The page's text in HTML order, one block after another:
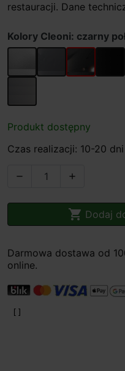
restauracji. Dane
Kolory Cleoni: czarny
srebrny mat 101
srebrny połysk 102
czarny
srebrny 963
Produkt dostępny
Czas realizacji: 10-20 dni
 
 Dodaj
Darmowa dostawa od
online.